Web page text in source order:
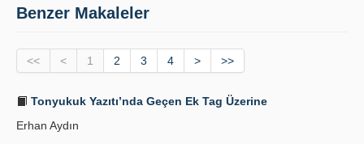
Dergi Kurulları
İlkeler
Benzer Makaleler
<< < 1 2 3 4 > >>
Tonyukuk Yazıtı’nda Geçen Ek Tag Üzerine
Erhan Aydın